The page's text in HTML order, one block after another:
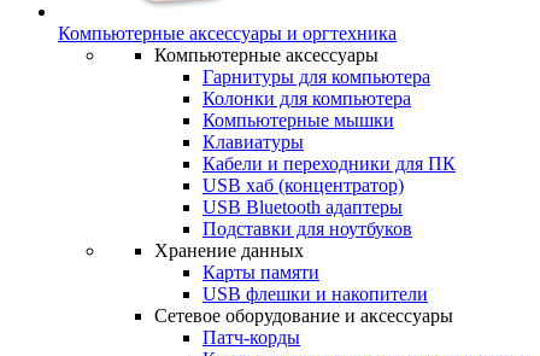
Компьютерные аксессуары и оргтехника
Компьютерные аксессуары
Гарнитуры для компьютера
Колонки для компьютера
Компьютерные мышки
Клавиатуры
Кабели и переходники для ПК
USB хаб (концентратор)
USB Bluetooth адаптеры
Подставки для ноутбуков
Хранение данных
Карты памяти
USB флешки и накопители
Сетевое оборудование и аксессуары
Патч-корды